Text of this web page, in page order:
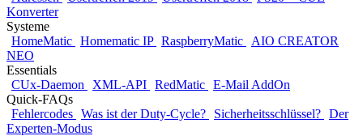
Konverter
Systeme
HomeMatic Homematic IP RaspberryMatic
AIO CREATOR
NEO
Essentials
CUx-Daemon
XML-API RedMatic E-Mail AddOn
Quick-FAQs
Fehlercodes Was ist der Duty-Cycle? Sicherheitsschlüssel? Der
Experten-Modus